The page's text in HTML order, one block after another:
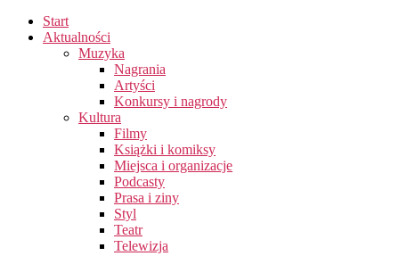
Start
Aktualności
Muzyka
Nagrania
Artyści
Konkursy i nagrody
Kultura
Filmy
Książki i komiksy
Miejsca i organizacje
Podcasty
Prasa i ziny
Styl
Teatr
Telewizja